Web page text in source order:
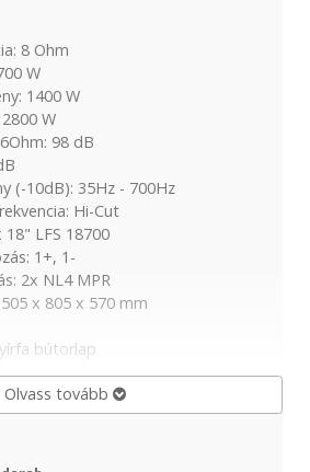
8 Ohm
W
1400 W
W
98 dB
(-10dB): 35Hz - 700Hz
Hi-Cut
LFS 18700
1+, 1-
2x NL4 MPR
x 805 x 570 mm
bútorlap
Olvass tovább